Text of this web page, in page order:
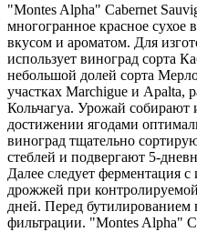
"Montes Alpha" Cabernet
многогранное красное
вкусом и ароматом. Для
использует виноград сорта
небольшой долей сорта
участках Marchigue и Apalta,
Кольчагуа. Урожай
достижении ягодами
виноград тщательно
стеблей и подвергают 5-
Далее следует ферментация
дрожжей при
дней. Перед бутилированием
фильтрации. "Montes Alpha"